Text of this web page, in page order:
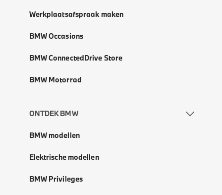
Werkplaatsafspraak maken
BMW Occasions
BMW ConnectedDrive Store
BMW Motorrad
ONTDEK BMW
BMW modellen
Elektrische modellen
BMW Privileges